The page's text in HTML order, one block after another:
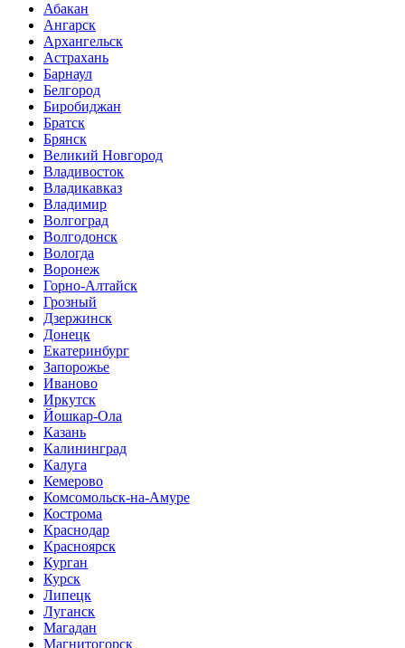
Абакан
Ангарск
Архангельск
Астрахань
Барнаул
Белгород
Биробиджан
Братск
Брянск
Великий Новгород
Владивосток
Владикавказ
Владимир
Волгоград
Волгодонск
Вологда
Воронеж
Горно-Алтайск
Грозный
Дзержинск
Донецк
Екатеринбург
Запорожье
Иваново
Иркутск
Йошкар-Ола
Казань
Калининград
Калуга
Кемерово
Комсомольск-на-Амуре
Кострома
Краснодар
Красноярск
Курган
Курск
Липецк
Луганск
Магадан
Магнитогорск